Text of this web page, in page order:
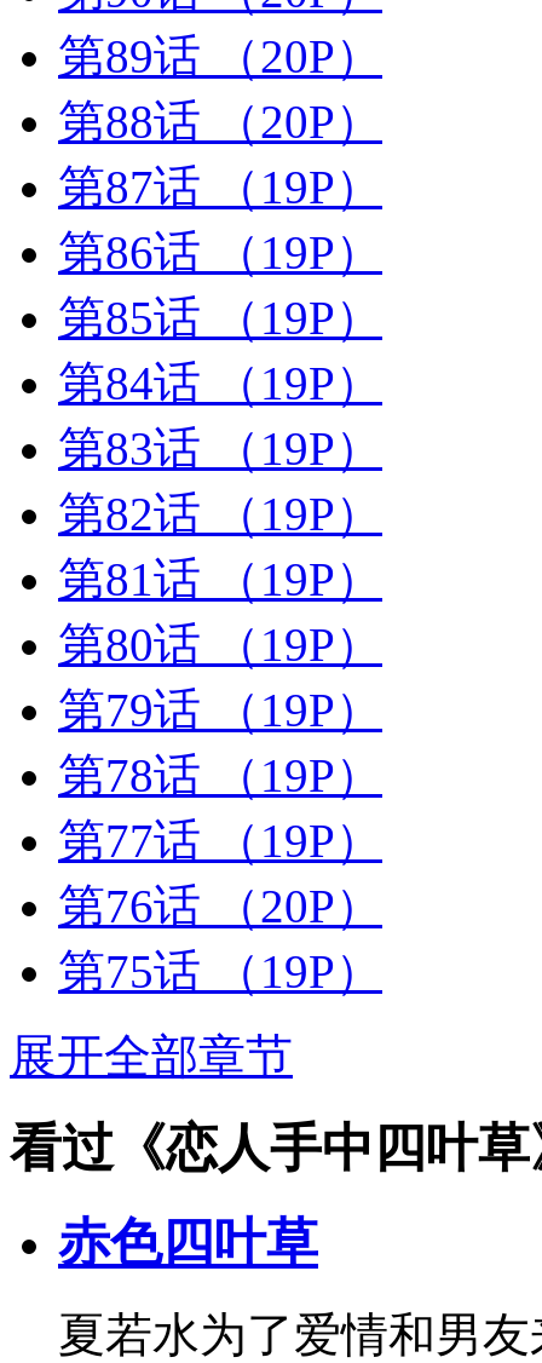
第89话
（20P）
第88话
（20P）
第87话
（19P）
第86话
（19P）
第85话
（19P）
第84话
（19P）
第83话
（19P）
第82话
（19P）
第81话
（19P）
第80话
（19P）
第79话
（19P）
第78话
（19P）
第77话
（19P）
第76话
（20P）
第75话
（19P）
展开全部章节
看过《恋人手中四叶
赤色四叶草
夏若水为了爱情和男